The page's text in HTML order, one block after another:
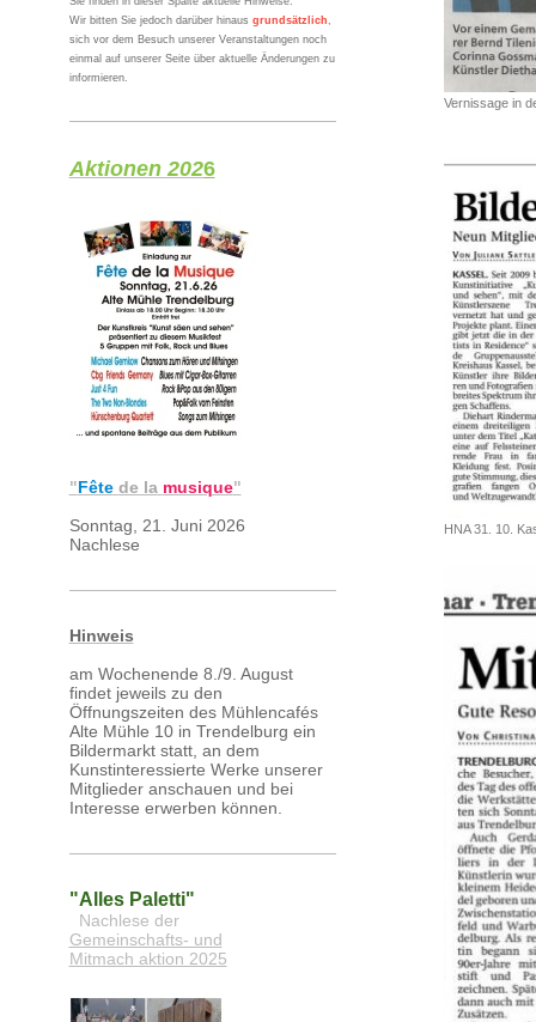
Vernissage in
HNA 31. 10.
Wir bitten Sie jedoch darüber hinaus grundsätzlich
sich vor dem Besuch unserer Veranstaltungen noch
einmal auf unserer Seite über aktuelle Änderungen zu
informieren.
Aktionen 2026
"Fête de la musique"
Sonntag, 21. Juni 2026
Nachlese
Hinweis
am Wochenende 8./9. August
findet jeweils zu den
Öffnungszeiten des Mühlencafés
Alte Mühle 10 in Trendelburg ein
Bildermarkt statt, an dem
Kunstinteressierte Werke unserer
Mitglieder anschauen und bei
Interesse erwerben können.
"Alles Paletti"
Nachlese der
Gemeinschafts- und
Mitmach aktion 2025